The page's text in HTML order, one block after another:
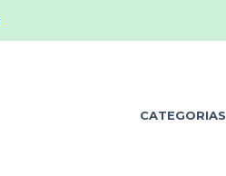
CATEGORIAS